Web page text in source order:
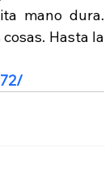
mano dura.
Hasta la